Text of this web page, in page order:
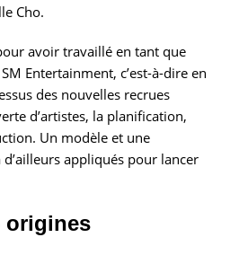
Cho.
avoir travaillé en tant que
Entertainment, c’est-à-dire en
des nouvelles recrues
d’artistes, la planification,
Un modèle et une
d’ailleurs appliqués pour lancer
origines